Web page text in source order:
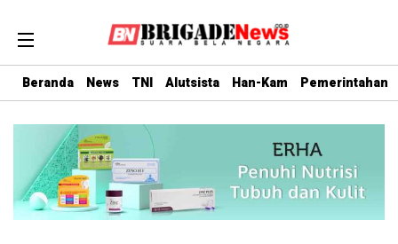
Beranda News TNI Alutsista Han-Kam Pemerintahan